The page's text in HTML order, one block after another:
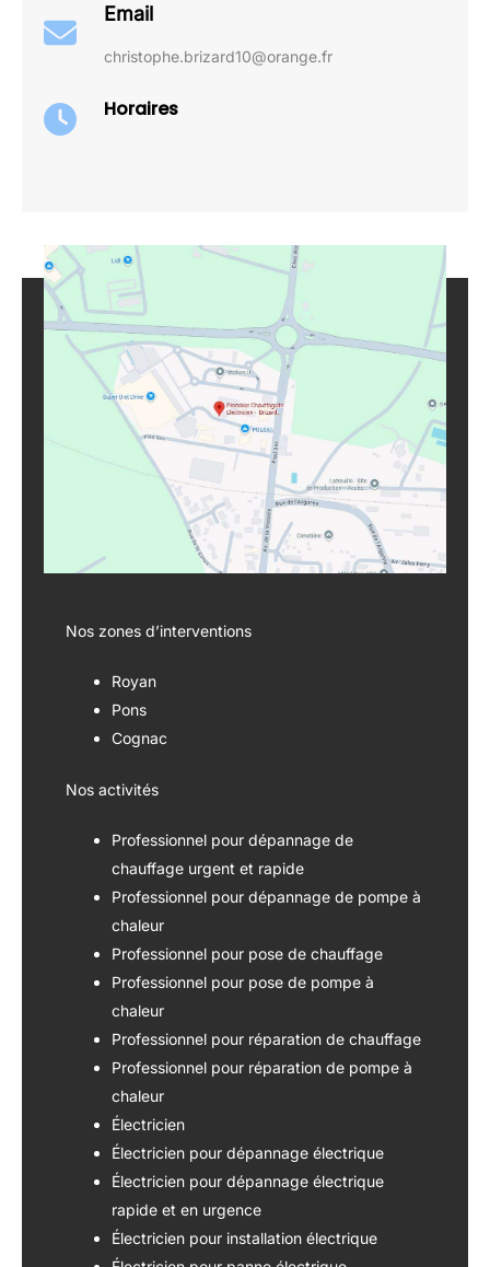
Email
christophe.brizard10@orange.fr
Horaires
Nos zones d’interventions
Royan
Pons
Cognac
Nos activités
Professionnel pour dépannage de
chauffage urgent et rapide
Professionnel pour dépannage de pompe à
chaleur
Professionnel pour pose de chauffage
Professionnel pour pose de pompe à
chaleur
Professionnel pour réparation de chauffage
Professionnel pour réparation de pompe à
chaleur
Électricien
Électricien pour dépannage électrique
Électricien pour dépannage électrique
rapide et en urgence
Électricien pour installation électrique